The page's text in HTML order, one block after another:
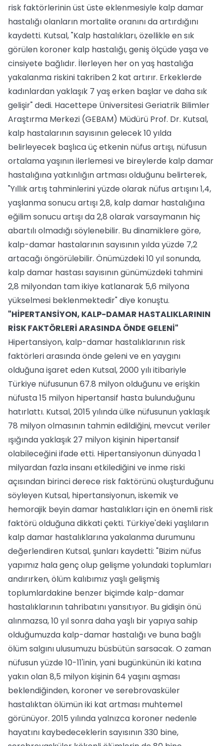
risk faktörlerinin üst üste eklenmesiyle kalp damar
hastalığı olanların mortalite oranını da artırdığını
kaydetti. Kutsal, "Kalp hastalıkları, özellikle en sık
görülen koroner kalp hastalığı, geniş ölçüde yaşa ve
cinsiyete bağlıdır. İlerleyen her on yaş hastalığa
yakalanma riskini takriben 2 kat artırır. Erkeklerde
kadınlardan yaklaşık 7 yaş erken başlar ve daha sık
gelişir" dedi. Hacettepe Üniversitesi Geriatrik Bilimler
Araştırma Merkezi (GEBAM) Müdürü Prof. Dr. Kutsal,
kalp hastalarının sayısının gelecek 10 yılda
belirleyecek başlıca üç etkenin nüfus artışı, nüfusun
ortalama yaşının ilerlemesi ve bireylerde kalp damar
hastalığına yatkınlığın artması olduğunu belirterek,
"Yıllık artış tahminlerini yüzde olarak nüfus artışını 1,4,
yaşlanma sonucu artışı 2,8, kalp damar hastalığına
eğilim sonucu artışı da 2,8 olarak varsaymanın hiç
abartılı olmadığı söylenebilir. Bu dinamiklere göre,
kalp-damar hastalarının sayısının yılda yüzde 7,2
artacağı öngörülebilir. Önümüzdeki 10 yıl sonunda,
kalp damar hastası sayısının günümüzdeki tahmini
2,8 milyondan tam ikiye katlanarak 5,6 milyona
yükselmesi beklenmektedir" diye konuştu.
"HİPERTANSİYON, KALP-DAMAR HASTALIKLARININ
RİSK FAKTÖRLERİ ARASINDA ÖNDE GELENİ"
Hipertansiyon, kalp-damar hastalıklarının risk
faktörleri arasında önde geleni ve en yaygını
olduğuna işaret eden Kutsal, 2000 yılı itibariyle
Türkiye nüfusunun 67.8 milyon olduğunu ve erişkin
nüfusta 15 milyon hipertansif hasta bulunduğunu
hatırlattı. Kutsal, 2015 yılında ülke nüfusunun yaklaşık
78 milyon olmasının tahmin edildiğini, mevcut veriler
ışığında yaklaşık 27 milyon kişinin hipertansif
olabileceğini ifade etti. Hipertansiyonun dünyada 1
milyardan fazla insanı etkilediğini ve inme riski
açısından birinci derece risk faktörünü oluşturduğunu
söyleyen Kutsal, hipertansiyonun, iskemik ve
hemorajik beyin damar hastalıkları için en önemli risk
faktörü olduğuna dikkati çekti. Türkiye'deki yaşlıların
kalp damar hastalıklarına yakalanma durumunu
değerlendiren Kutsal, şunları kaydetti: "Bizim nüfus
yapımız hala genç olup gelişme yolundaki toplumları
andırırken, ölüm kalıbımız yaşlı gelişmiş
toplumlardakine benzer biçimde kalp-damar
hastalıklarının tahribatını yansıtıyor. Bu gidişin önü
alınmazsa, 10 yıl sonra daha yaşlı bir yapıya sahip
olduğumuzda kalp-damar hastalığı ve buna bağlı
ölüm salgını ulusumuzu büsbütün sarsacak. O zaman
nüfusun yüzde 10-11'inin, yani bugünkünün iki katına
yakın olan 8,5 milyon kişinin 64 yaşını aşması
beklendiğinden, koroner ve serebrovasküler
hastalıktan ölümün iki kat artması muhtemel
görünüyor. 2015 yılında yalnızca koroner nedenle
hayatını kaybedeceklerin sayısının 330 bine,